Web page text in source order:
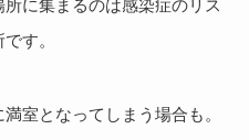
に集まるのは感染症のリス
す。
室となってしまう場合も。